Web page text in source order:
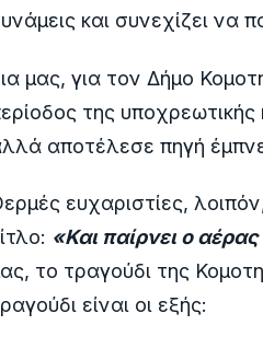
και συνεχίζει να
μας, για τον Δήμο
της
αποτέλεσε πηγή
ευχαριστίες,
«Και παίρνει ο
το τραγούδι της
είναι οι εξής: